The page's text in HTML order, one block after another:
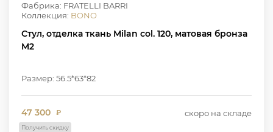
Фабрика: FRATELLI BARRI
Коллекция: BONO
Стул, отделка ткань Milan col. 120, матовая бронза
M2
Размер: 56.5*63*82
47 300 ₽ скоро на складе
Получить скидку